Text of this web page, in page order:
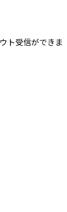
ト受信ができま